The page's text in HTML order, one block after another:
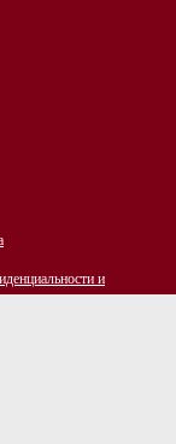
и
данных